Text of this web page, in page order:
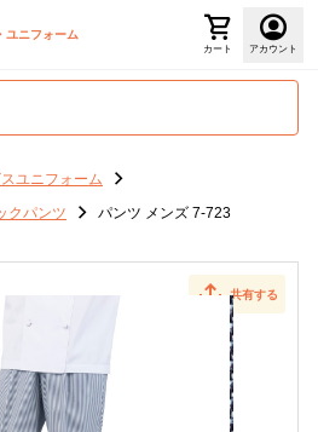
ユニフォーム
カート アカウント
ユニフォーム
クパンツ パンツ メンズ 7-723
共有する